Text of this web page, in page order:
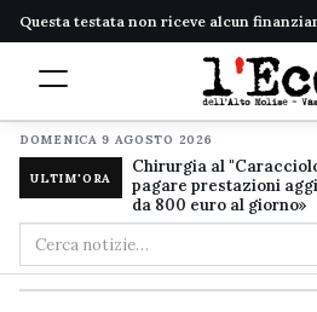
Questa testata non riceve alcun
DOMENICA 9 AGOSTO 2026
ULTIM'ORA
Chirurgia al
pagare prestazioni
da 800 euro al giorno»
Cerca
nel
sito